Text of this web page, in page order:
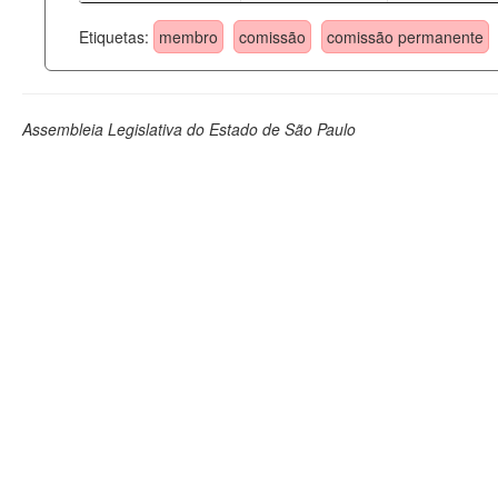
Etiquetas: membro comissão comissão permanente
Assembleia Legislativa do Estado de São Paulo